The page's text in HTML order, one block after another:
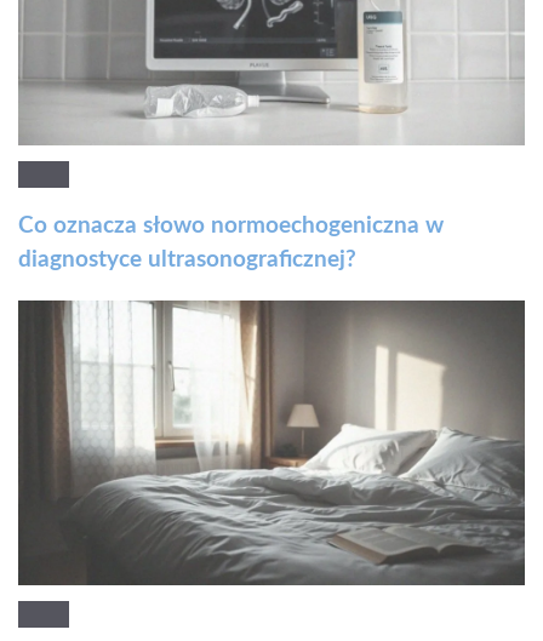
Co oznacza słowo normoechogeniczna w
diagnostyce ultrasonograficznej?